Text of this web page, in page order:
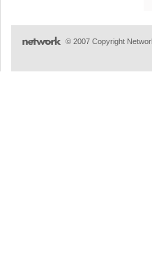
© 2007 Copyright